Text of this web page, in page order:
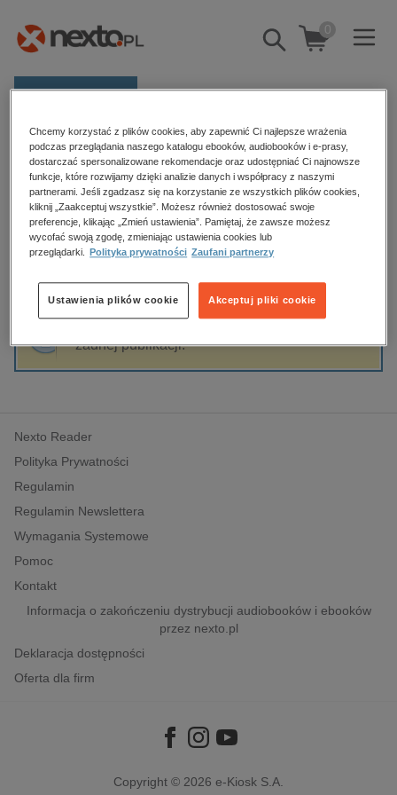
Pokaż/schowaj
wyszukiwarkę
0
E-prasa
Kategorie
Zobacz wszystkie E-prasa
budownictwo, aranżacja wnętrz
biznesowe, branżowe, gospodarka
edukacja
hobby, sport, rozrywka
komputery, internet, technologie, informatyka
polityka, społeczno-informacyjne
psychologiczne
inne
popularno-naukowe
historia
Strona główna Moondrive
Moondrive
Sortowanie Filtrowanie
żadnej publikacji.
Nexto Reader
Polityka Prywatności
Regulamin
Regulamin Newslettera
Wymagania Systemowe
Pomoc
Kontakt
Informacja o zakończeniu dystrybucji audiobooków i ebooków
przez nexto.pl
Deklaracja dostępności
Oferta dla firm
Copyright © 2026 e-Kiosk S.A.
Chcemy korzystać z plików cookies, aby zapewnić Ci najlepsze wrażenia
podczas przeglądania naszego katalogu ebooków, audiobooków i e-prasy,
dostarczać spersonalizowane rekomendacje oraz udostępniać Ci najnowsze
funkcje, które rozwijamy dzięki analizie danych i współpracy z naszymi
partnerami. Jeśli zgadzasz się na korzystanie ze wszystkich plików cookies,
kliknij „Zaakceptuj wszystkie”. Możesz również dostosować swoje
preferencje, klikając „Zmień ustawienia”. Pamiętaj, że zawsze możesz
wycofać swoją zgodę, zmieniając ustawienia cookies lub
przeglądarki.
Polityka prywatności Zaufani partnerzy
Akceptuj pliki cookie
Ustawienia plików cookie